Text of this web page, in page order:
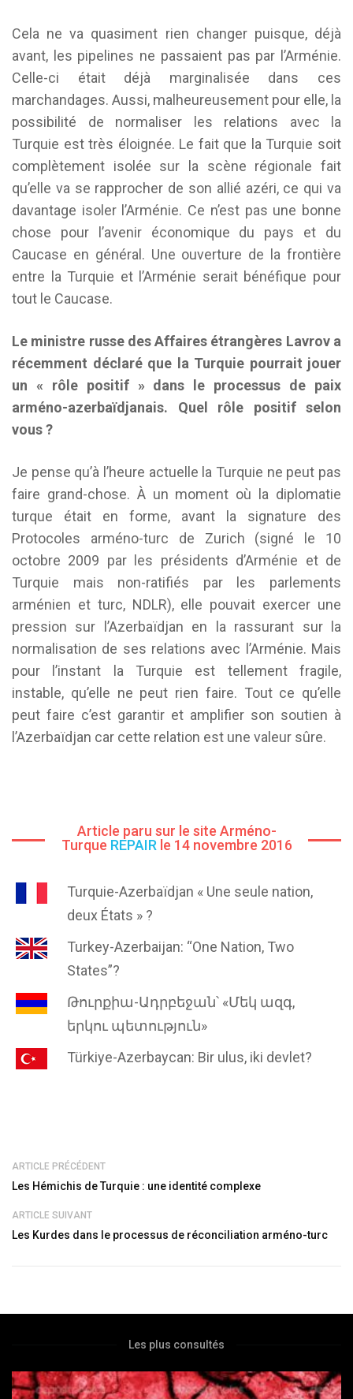
Cela ne va quasiment rien changer puisque, déjà
avant, les pipelines ne passaient pas par l’Arménie.
Celle-ci était déjà marginalisée dans ces
marchandages. Aussi, malheureusement pour elle, la
possibilité de normaliser les relations avec la
Turquie est très éloignée. Le fait que la Turquie soit
complètement isolée sur la scène régionale fait
qu’elle va se rapprocher de son allié azéri, ce qui va
davantage isoler l’Arménie. Ce n’est pas une bonne
chose pour l’avenir économique du pays et du
Caucase en général. Une ouverture de la frontière
entre la Turquie et l’Arménie serait bénéfique pour
tout le Caucase.
Le ministre russe des Affaires étrangères Lavrov a
récemment déclaré que la Turquie pourrait jouer
un « rôle positif » dans le processus de paix
arméno-azerbaïdjanais. Quel rôle positif selon
vous ?
Je pense qu’à l’heure actuelle la Turquie ne peut pas
faire grand-chose. À un moment où la diplomatie
turque était en forme, avant la signature des
Protocoles arméno-turc de Zurich (signé le 10
octobre 2009 par les présidents d’Arménie et de
Turquie mais non-ratifiés par les parlements
arménien et turc, NDLR), elle pouvait exercer une
pression sur l’Azerbaïdjan en la rassurant sur la
normalisation de ses relations avec l’Arménie. Mais
pour l’instant la Turquie est tellement fragile,
instable, qu’elle ne peut rien faire. Tout ce qu’elle
peut faire c’est garantir et amplifier son soutien à
l’Azerbaïdjan car cette relation est une valeur sûre.
Article paru sur le site Arméno-
Turque REPAIR le 14 novembre 2016
Turquie-Azerbaïdjan « Une seule nation,
deux États » ?
Turkey-Azerbaijan: “One Nation, Two
States”?
Թուրքիա-Ադրբեջան՝ «Մեկ ազգ,
երկու պետություն»
Türkiye-Azerbaycan: Bir ulus, iki devlet?
ARTICLE PRÉCÉDENT
Les Hémichis de Turquie : une identité complexe
ARTICLE SUIVANT
Les Kurdes dans le processus de réconciliation arméno-turc
Les plus consultés